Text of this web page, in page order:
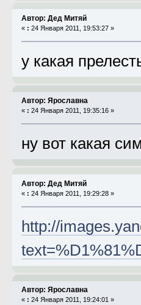
Автор: Дед Митяй
« : 24 Января 2011, 19:53:27 »
у какая
Автор: Ярославна
« : 24 Января 2011, 19:35:16 »
ну вот какая
Автор: Дед Митяй
« : 24 Января 2011, 19:29:28 »
http://
Автор: Ярославна
« : 24 Января 2011, 19:24:01 »